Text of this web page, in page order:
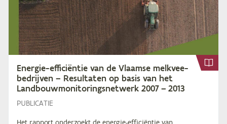
Ener­gie-ef­fi­ci­ën­tie van de Vlaam­se melk­vee­
be­drij­ven – Re­sul­ta­ten op ba­sis van het
Land­bouw­mo­ni­to­rings­net­werk 2007– 2013
PUBLICATIE